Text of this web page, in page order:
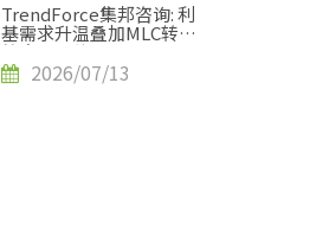
TrendForce集邦咨询: 利
基需求升温叠加MLC转单
效应，预估2H26 SLC
NAND价格将上涨120-
170%
2026/07/13